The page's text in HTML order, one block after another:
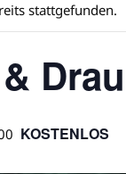
stattgefunden.
KOSTENLOS